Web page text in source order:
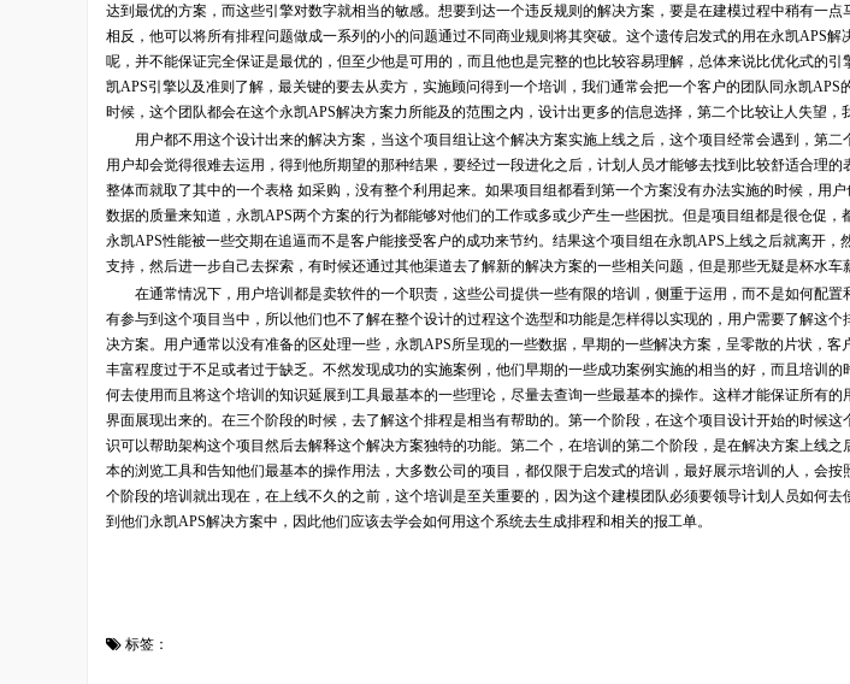
达到最优的方案，而这些引擎对数字就相当的敏感。想要到达一个违反规则的解决方案，要是在建模过程中稍有一
相反，他可以将所有排程问题做成一系列的小的问题通过不同商业规则将其突破。这个遗传启发式的用在永凯APS
呢，并不能保证完全保证是最优的，但至少他是可用的，而且他也是完整的也比较容易理解，总体来说比优化式的
凯APS引擎以及准则了解，最关键的要去从卖方，实施顾问得到一个培训，我们通常会把一个客户的团队同永凯APS
时候，这个团队都会在这个永凯APS解决方案力所能及的范围之内，设计出更多的信息选择，第二个比较让人失望，
用户都不用这个设计出来的解决方案，当这个项目组让这个解决方案实施上线之后，这个项目经常会遇到，第二
用户却会觉得很难去运用，得到他所期望的那种结果，要经过一段进化之后，计划人员才能够去找到比较舒适合理
整体而就取了其中的一个表格 如采购，没有整个利用起来。如果项目组都看到第一个方案没有办法实施的时候，用
数据的质量来知道，永凯APS两个方案的行为都能够对他们的工作或多或少产生一些困扰。但是项目组都是很仓促
永凯APS性能被一些交期在追逼而不是客户能接受客户的成功来节约。结果这个项目组在永凯APS上线之后就离开，
支持，然后进一步自己去探索，有时候还通过其他渠道去了解新的解决方案的一些相关问题，但是那些无疑是杯水车
在通常情况下，用户培训都是卖软件的一个职责，这些公司提供一些有限的培训，侧重于运用，而不是如何配置
有参与到这个项目当中，所以他们也不了解在整个设计的过程这个选型和功能是怎样得以实现的，用户需要了解这
决方案。用户通常以没有准备的区处理一些，永凯APS所呈现的一些数据，早期的一些解决方案，呈零散的片状，
丰富程度过于不足或者过于缺乏。不然发现成功的实施案例，他们早期的一些成功案例实施的相当的好，而且培训
何去使用而且将这个培训的知识延展到工具最基本的一些理论，尽量去查询一些最基本的操作。这样才能保证所有
界面展现出来的。在三个阶段的时候，去了解这个排程是相当有帮助的。第一个阶段，在这个项目设计开始的时候
识可以帮助架构这个项目然后去解释这个解决方案独特的功能。第二个，在培训的第二个阶段，是在解决方案上线
本的浏览工具和告知他们最基本的操作用法，大多数公司的项目，都仅限于启发式的培训，最好展示培训的人，会
个阶段的培训就出现在，在上线不久的之前，这个培训是至关重要的，因为这个建模团队必须要领导计划人员如何
到他们永凯APS解决方案中，因此他们应该去学会如何用这个系统去生成排程和相关的报工单。
标签：